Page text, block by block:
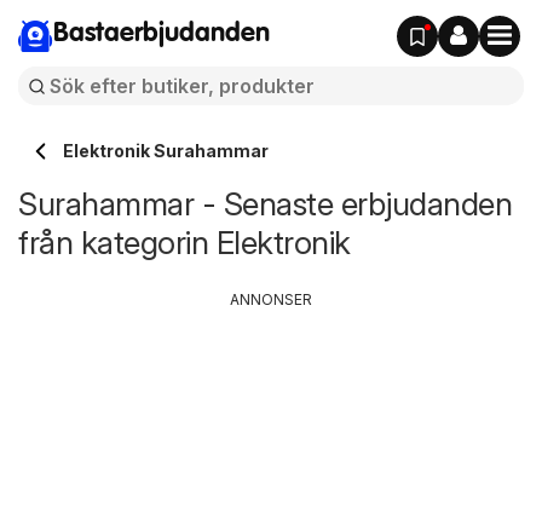
Bastaerbjudanden
Elektronik Surahammar
Surahammar - Senaste erbjudanden
från kategorin Elektronik
ANNONSER